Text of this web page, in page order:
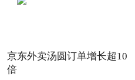
京东外卖汤圆订单增长超10
倍